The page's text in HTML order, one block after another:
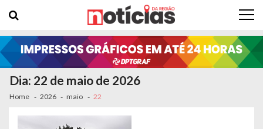
Dia: 22 de maio de 2026
Home 2026 maio 22